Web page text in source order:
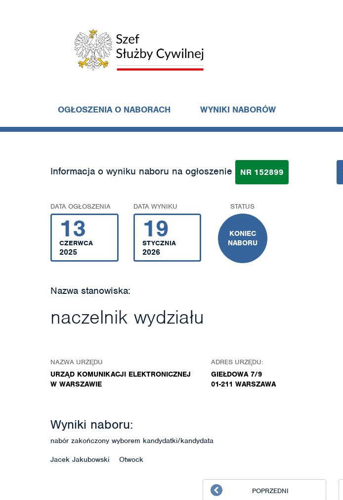
OGŁOSZENIA O NABORACH WYNIKI NABORÓW
Informacja o wyniku naboru na ogłoszenie NR 152899
DATA OGŁOSZENIA
13
CZERWCA
2025
DATA WYNIKU
19
STYCZNIA
2026
STATUS
KONIEC
NABORU
Nazwa stanowiska:
naczelnik wydziału
NAZWA URZĘDU
URZĄD KOMUNIKACJI ELEKTRONICZNEJ
W WARSZAWIE
ADRES URZĘDU:
GIEŁDOWA 7/9
01-211 WARSZAWA
Wyniki naboru:
nabór zakończony wyborem kandydatki/kandydata
Jacek Jakubowski Otwock
POPRZEDNI